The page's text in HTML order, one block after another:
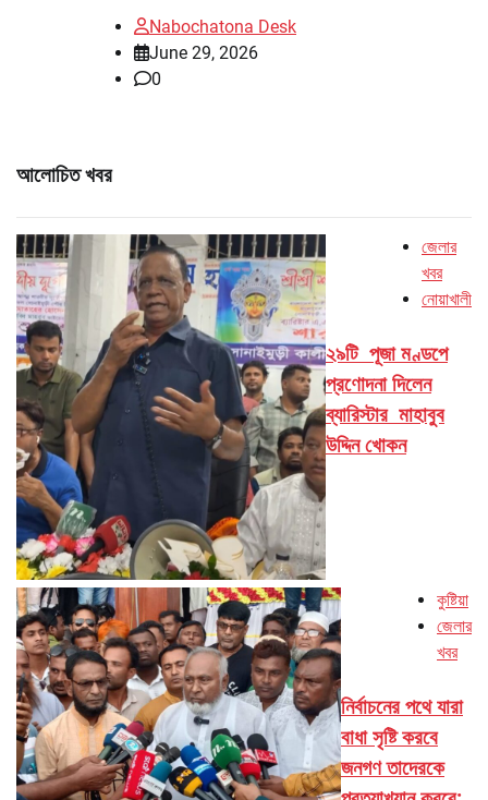
Nabochatona Desk
June 29, 2026
0
আলোচিত খবর
জেলার
খবর
নোয়াখালী
২৯টি পূজা মণ্ডপে
প্রণোদনা দিলেন
ব্যারিস্টার মাহাবুব
উদ্দিন খোকন
কুষ্টিয়া
জেলার
খবর
নির্বাচনের পথে যারা
বাধা সৃষ্টি করবে
জনগণ তাদেরকে